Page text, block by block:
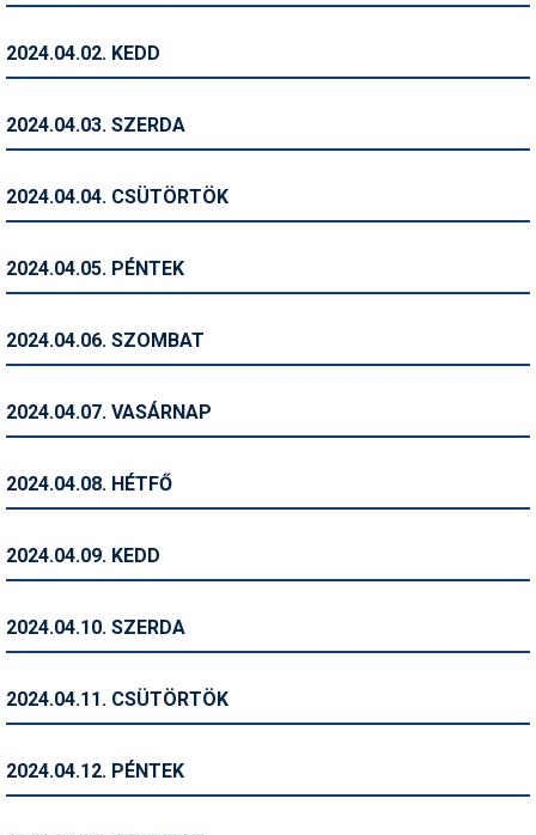
Ingatlan
Kerékpár
Magazinok
Pályázatok
Síbérletárak
2024.04.02. KEDD
2024.04.03. SZERDA
2024.04.04. CSÜTÖRTÖK
2024.04.05. PÉNTEK
2024.04.06. SZOMBAT
2024.04.07. VASÁRNAP
2024.04.08. HÉTFŐ
2024.04.09. KEDD
2024.04.10. SZERDA
2024.04.11. CSÜTÖRTÖK
2024.04.12. PÉNTEK